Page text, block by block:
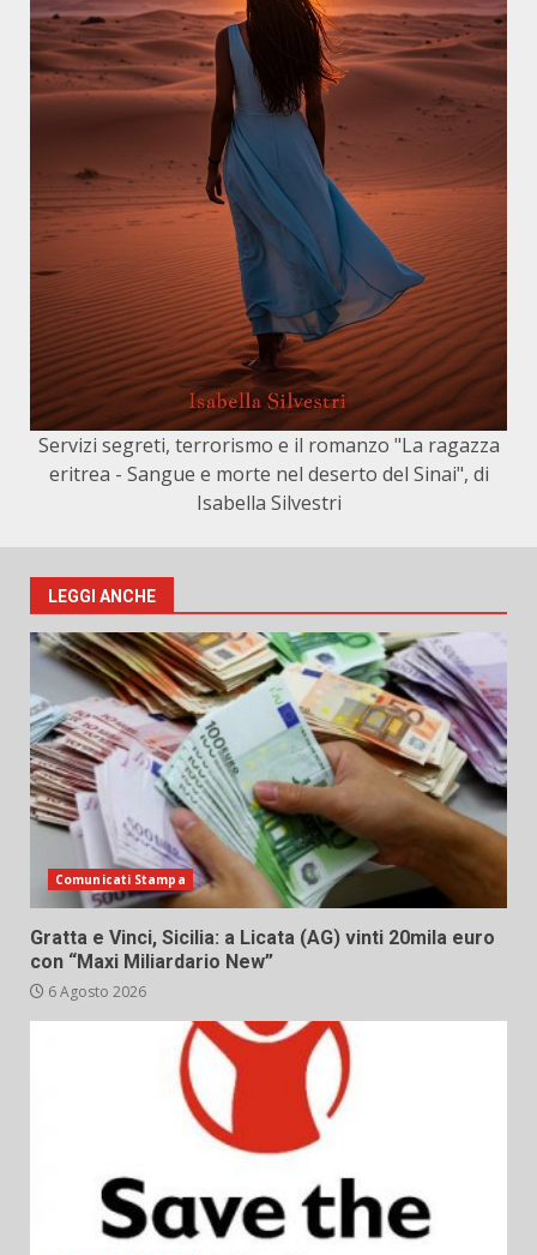
Servizi segreti, terrorismo e il romanzo "La ragazza
eritrea - Sangue e morte nel deserto del Sinai", di
Isabella Silvestri
LEGGI ANCHE
Comunicati Stampa
Gratta e Vinci, Sicilia: a Licata (AG) vinti 20mila euro
con “Maxi Miliardario New”
6 Agosto 2026